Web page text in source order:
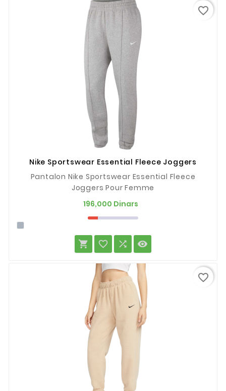
Nike Sportswear Essential Fleece Joggers
Pantalon Nike Sportswear Essential Fleece
Joggers Pour Femme
196,000 Dinars
   
favorite_border
favorite_border